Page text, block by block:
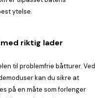
ytelse.
riktig lader
til problemfrie båtturer. Ved
kan du sikre at
på en måte som forlenger